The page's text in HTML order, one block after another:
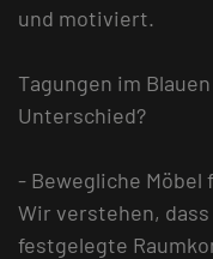
und motiviert.
Tagungen im
Unterschied?
- Bewegliche
Wir verstehen,
festgelegte